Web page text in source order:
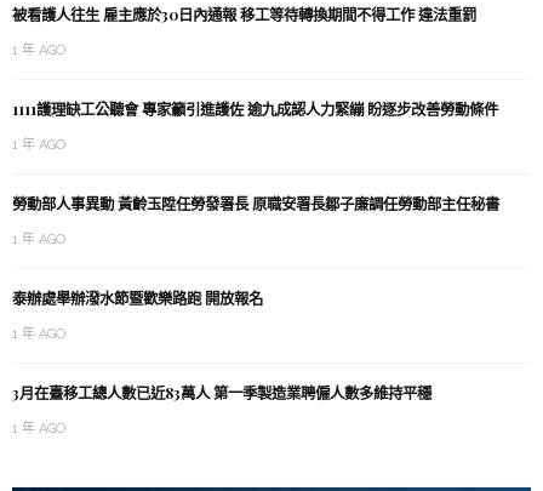
被看護人往生 雇主應於30日內通報 移工等待轉換期間不得工作 違法重罰
1 年 AGO
1111護理缺工公聽會 專家籲引進護佐 逾九成認人力緊繃 盼逐步改善勞動條件
1 年 AGO
勞動部人事異動 黃齡玉陞任勞發署長 原職安署長鄒子廉調任勞動部主任秘書
1 年 AGO
泰辦處舉辦潑水節暨歡樂路跑 開放報名
1 年 AGO
3月在臺移工總人數已近83萬人 第一季製造業聘僱人數多維持平穩
1 年 AGO